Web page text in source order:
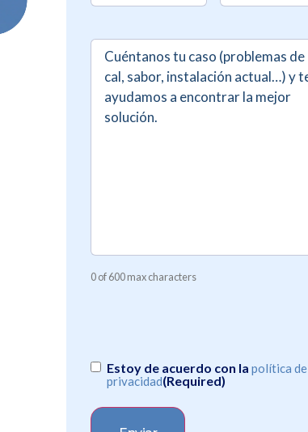
Comentarios(Required)
0 of 600 max characters
Consentimiento(Required)
Estoy de acuerdo con lapolítica de
privacidad(Required)